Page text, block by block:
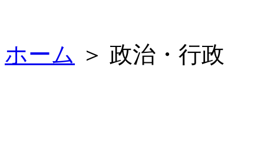
ホーム ＞ 政治・行政